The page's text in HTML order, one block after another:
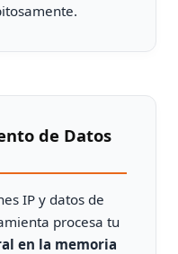
de Datos
IP y datos de
procesa tu
en la memoria